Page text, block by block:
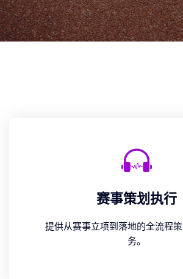
赛事策划执行
提供从赛事立项到落地的全流程
务。